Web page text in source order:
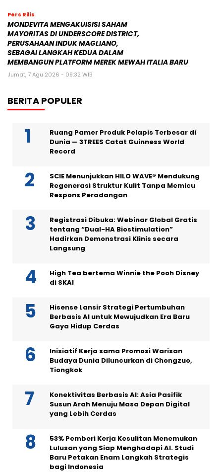
Pers Rilis
MONDEVITA MENGAKUISISI SAHAM
MAYORITAS DI UNDERSCORE DISTRICT,
PERUSAHAAN INDUK MAGLIANO,
SEBAGAI LANGKAH KEDUA DALAM
MEMBANGUN PLATFORM MEREK MEWAH ITALIA BARU
Jumat, 7 Agu 2026 - 09:32 WIB
BERITA POPULER
Ruang Pamer Produk Pelapis Terbesar di
Dunia — 3TREES Catat Guinness World
Record
SCIE Menunjukkan HILO WAVE® Mendukung
Regenerasi Struktur Kulit Tanpa Memicu
Respons Peradangan
Registrasi Dibuka: Webinar Global Gratis
tentang “Dual-HA Biostimulation”
Hadirkan Demonstrasi Klinis secara
Langsung
High Tea bertema Winnie the Pooh Disney
di SKAI
Hisense Lansir Strategi Pertumbuhan
Berbasis AI untuk Mewujudkan Era Baru
Gaya Hidup Cerdas
Inisiatif Kerja sama Promosi Warisan
Budaya Dunia Diluncurkan di Chongzuo,
Tiongkok
Konektivitas Berbasis AI: Asia Pasifik
Susun Arah Menuju Masa Depan Digital
yang Lebih Cerdas
53% Pemberi Kerja Kesulitan Menemukan
Lulusan yang Siap Menghadapi AI. Studi
Baru Petakan Enam Langkah Strategis
bagi Indonesia